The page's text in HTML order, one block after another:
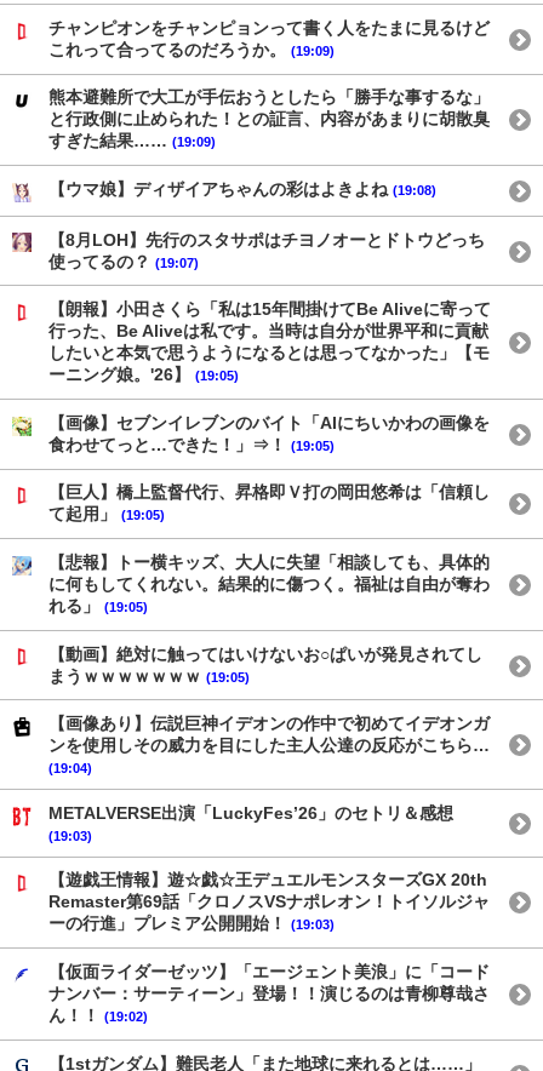
チャンピオンをチャンピョンって書く人をたまに見るけど
これって合ってるのだろうか。
(19:09)
熊本避難所で大工が手伝おうとしたら「勝手な事するな」
と行政側に止められた！との証言、内容があまりに胡散臭
すぎた結果…… (19:09)
【ウマ娘】ディザイアちゃんの彩はよきよね (19:08)
【8月LOH】先行のスタサポはチヨノオーとドトウどっち
使ってるの？ (19:07)
【朗報】小田さくら「私は15年間掛けてBe Aliveに寄って
行った、Be Aliveは私です。当時は自分が世界平和に貢献
したいと本気で思うようになるとは思ってなかった」【モ
ーニング娘。'26】
(19:05)
【画像】セブンイレブンのバイト「AIにちいかわの画像を
食わせてっと…できた！」⇒！
(19:05)
【巨人】橋上監督代行、昇格即Ｖ打の岡田悠希は「信頼し
て起用」
(19:05)
【悲報】トー横キッズ、大人に失望「相談しても、具体的
に何もしてくれない。結果的に傷つく。福祉は自由が奪わ
れる」
(19:05)
【動画】絶対に触ってはいけないお○ぱいが発見されてし
まうｗｗｗｗｗｗｗ (19:05)
【画像あり】伝説巨神イデオンの作中で初めてイデオンガ
ンを使用しその威力を目にした主人公達の反応がこちら…
(19:04)
METALVERSE出演「LuckyFes’26」のセトリ＆感想
(19:03)
【遊戯王情報】遊☆戯☆王デュエルモンスターズGX 20th
Remaster第69話「クロノスVSナポレオン！トイソルジャ
ーの行進」プレミア公開開始！
(19:03)
【仮面ライダーゼッツ】「エージェント美浪」に「コード
ナンバー：サーティーン」登場！！演じるのは青柳尊哉さ
ん！！
(19:02)
【1stガンダム】難民老人「また地球に来れるとは……」